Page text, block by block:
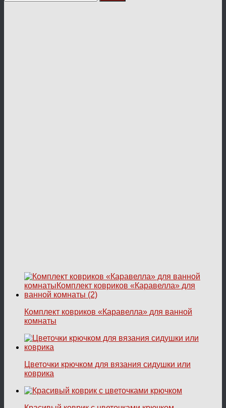
Комплект ковриков «Каравелла» для ванной
комнаты
Цветочки крючком для вязания сидушки или
коврика